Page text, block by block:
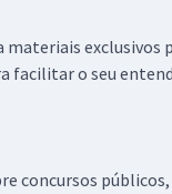
materiais
facilitar o seu
concursos